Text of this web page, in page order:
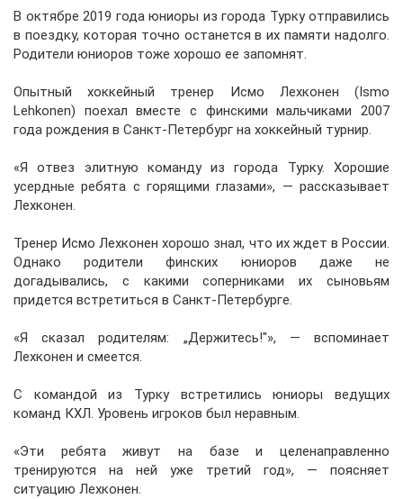
В октябре 2019 года юниоры из города Турку отправились
в поездку, которая точно останется в их памяти надолго.
Родители юниоров тоже хорошо ее запомнят.
Опытный хоккейный тренер Исмо Лехконен (Ismo
Lehkonen) поехал вместе с финскими мальчиками 2007
года рождения в Санкт-Петербург на хоккейный турнир.
«Я отвез элитную команду из города Турку. Хорошие
усердные ребята с горящими глазами», — рассказывает
Лехконен.
Тренер Исмо Лехконен хорошо знал, что их ждет в России.
Однако родители финских юниоров даже не
догадывались, с какими соперниками их сыновьям
придется встретиться в Санкт-Петербурге.
«Я сказал родителям: „Держитесь!"», — вспоминает
Лехконен и смеется.
С командой из Турку встретились юниоры ведущих
команд КХЛ. Уровень игроков был неравным.
«Эти ребята живут на базе и целенаправленно
тренируются на ней уже третий год», — поясняет
ситуацию Лехконен.